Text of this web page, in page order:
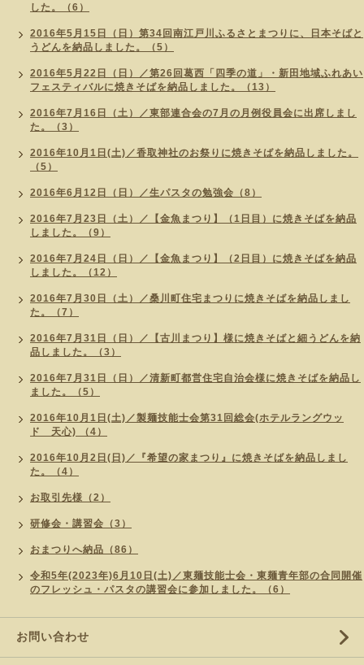
した。（6）
2016年5月15日（日）第34回南江戸川ふるさとまつりに、日本そばと
うどんを納品しました。（5）
2016年5月22日（日）／第26回葛西「四季の道」・新田地域ふれあい
フェスティバルに焼きそばを納品しました。（13）
2016年7月16日（土）／東部連合会の7月の月例役員会に出席しまし
た。（3）
2016年10月1日(土)／香取神社のお祭りに焼きそばを納品しました。
（5）
2016年6月12日（日）／生パスタの勉強会（8）
2016年7月23日（土）／【金魚まつり】（1日目）に焼きそばを納品
しました。（9）
2016年7月24日（日）／【金魚まつり】（2日目）に焼きそばを納品
しました。（12）
2016年7月30日（土）／桑川町住宅まつりに焼きそばを納品しまし
た。（7）
2016年7月31日（日）／【古川まつり】様に焼きそばと細うどんを納
品しました。（3）
2016年7月31日（日）／清新町都営住宅自治会様に焼きそばを納品し
ました。（5）
2016年10月1日(土)／製麺技能士会第31回総会(ホテルラングウッ
ド 天心) （4）
2016年10月2日(日)／『希望の家まつり』に焼きそばを納品しまし
た。（4）
お取引先様（2）
研修会・講習会（3）
おまつりへ納品（86）
令和5年(2023年)6月10日(土)／東麺技能士会・東麺青年部の合同開催
のフレッシュ・パスタの講習会に参加しました。（6）
お問い合わせ